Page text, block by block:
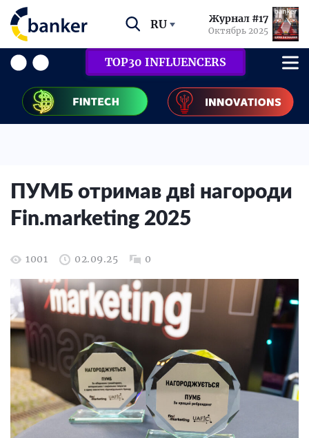
RU Журнал #17
Октябрь 2025
TOP30 INFLUENCERS
ПУМБ отримав дві нагороди
Fin.marketing 2025
1001 02.09.25 0